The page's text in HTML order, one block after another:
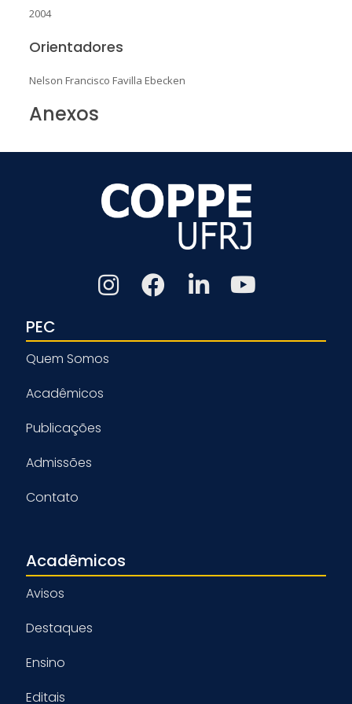
2004
Orientadores
Nelson Francisco Favilla Ebecken
Anexos
PEC
Quem Somos
Acadêmicos
Publicações
Admissões
Contato
Acadêmicos
Avisos
Destaques
Ensino
Editais